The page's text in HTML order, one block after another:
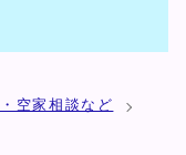
空家相談など